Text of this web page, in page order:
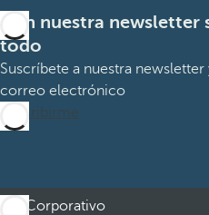
Con nuestra
todo
Suscríbete a nuestra
correo electrónico
Suscribirme
Corporativo